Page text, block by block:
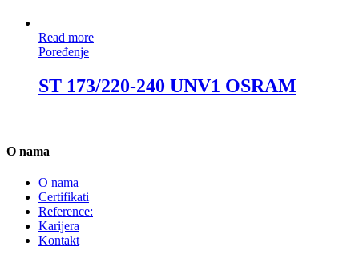
Read more
Poređenje
ST 173/220-240 UNV1 OSRAM
O nama
O nama
Certifikati
Reference:
Karijera
Kontakt